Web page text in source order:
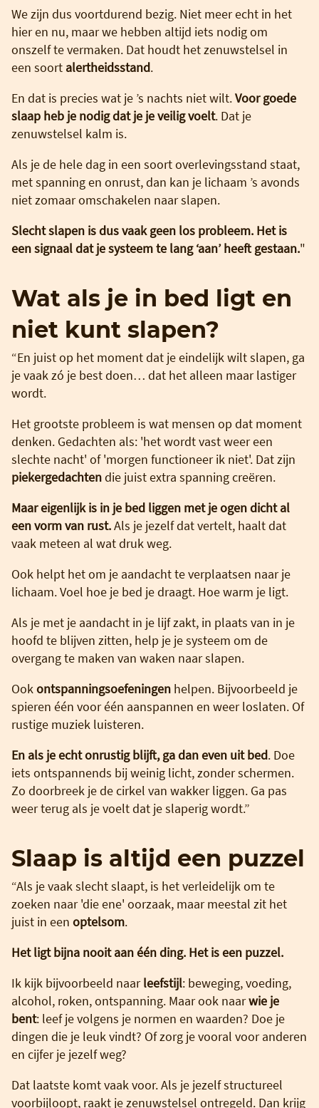
We zijn dus voortdurend bezig. Niet meer echt in het
hier en nu, maar we hebben altijd iets nodig om
onszelf te vermaken. Dat houdt het zenuwstelsel in
een soort alertheidsstand.
En dat is precies wat je ’s nachts niet wilt.Voor goede
slaap heb je nodig dat je je veilig voelt. Dat je
zenuwstelsel kalm is.
Als je de hele dag in een soort overlevingsstand staat,
met spanning en onrust, dan kan je lichaam ’s avonds
niet zomaar omschakelen naar slapen.
Slecht slapen is dus vaak geen los probleem. Het is
een signaal dat je systeem te lang ‘aan’ heeft gestaan."
Wat als je in bed ligt en
niet kunt slapen?
“En juist op het moment dat je eindelijk wilt slapen, ga
je vaak zó je best doen… dat het alleen maar lastiger
wordt.
Het grootste probleem is wat mensen op dat moment
denken. Gedachten als: 'het wordt vast weer een
slechte nacht' of 'morgen functioneer ik niet'. Dat zijn
piekergedachtendie juist extra spanning creëren.
Maar eigenlijk is in je bed liggen met je ogen dicht al
een vorm van rust.Als je jezelf dat vertelt, haalt dat
vaak meteen al wat druk weg.
Ook helpt het om je aandacht te verplaatsen naar je
lichaam. Voel hoe je bed je draagt. Hoe warm je ligt.
Als je met je aandacht in je lijf zakt, in plaats van in je
hoofd te blijven zitten, help je je systeem om de
overgang te maken van waken naar slapen.
Ookontspanningsoefeningen helpen. Bijvoorbeeld je
spieren één voor één aanspannen en weer loslaten. Of
rustige muziek luisteren.
En als je echt onrustig blijft, ga dan even uit bed. Doe
iets ontspannends bij weinig licht, zonder schermen.
Zo doorbreek je de cirkel van wakker liggen. Ga pas
weer terug als je voelt dat je slaperig wordt.”
Slaap is altijd een puzzel
“Als je vaak slecht slaapt, is het verleidelijk om te
zoeken naar 'die ene' oorzaak, maar meestal zit het
juist in een optelsom.
Het ligt bijna nooit aan één ding. Het is een puzzel.
Ik kijk bijvoorbeeld naarleefstijl: beweging, voeding,
alcohol, roken, ontspanning. Maar ook naarwie je
bent: leef je volgens je normen en waarden? Doe je
dingen die je leuk vindt? Of zorg je vooral voor anderen
en cijfer je jezelf weg?
Dat laatste komt vaak voor. Als je jezelf structureel
voorbijloopt, raakt je zenuwstelsel ontregeld. Dan krijg